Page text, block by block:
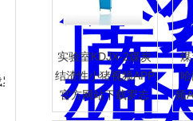
志祥
实验室KDJX-2煤炭
结渣性小猪视频APP
官方网站下载罗志
祥
频